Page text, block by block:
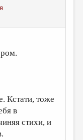
Кстати, тоже
в
стихи, и